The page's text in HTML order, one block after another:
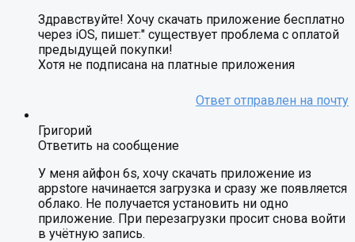
Здравствуйте! Хочу скачать приложение бесплатно
через iOS, пишет:" существует проблема с оплатой
предыдущей покупки!
Хотя не подписана на платные приложения
Григорий
Ответить на сообщение
У меня айфон 6s, хочу скачать приложение из
appstore начинается загрузка и сразу же появляется
облако. Не получается установить ни одно
приложение. При перезагрузки просит снова войти
в учётную запись.